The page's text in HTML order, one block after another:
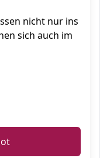
nicht nur ins
sich auch im